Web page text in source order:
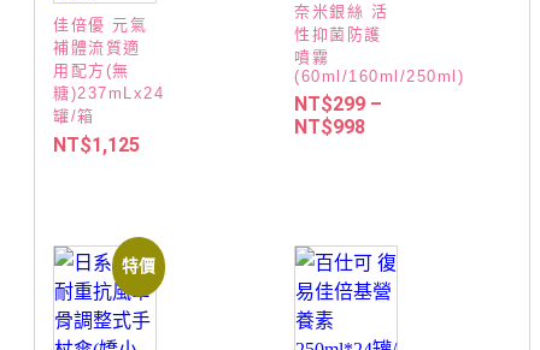
佳倍優 元氣
補體流質適
用配方(無
糖)237mLx24
罐/箱
NT$1,125
奈米銀絲 活
性抑菌防護
噴霧
(60ml/160ml/250ml)
NT$299 –
NT$998
特價